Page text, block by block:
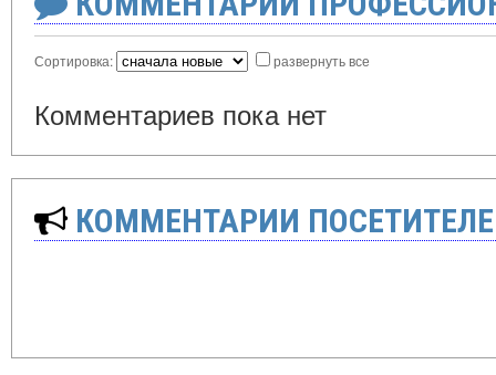
Сортировка: развернуть все
Комментариев пока нет
КОММЕНТАРИИ